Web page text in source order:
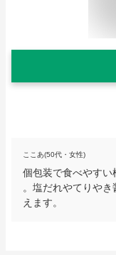
ここあ(50代・女性)
個包装で食べやす
。塩だれやてりや
えます。